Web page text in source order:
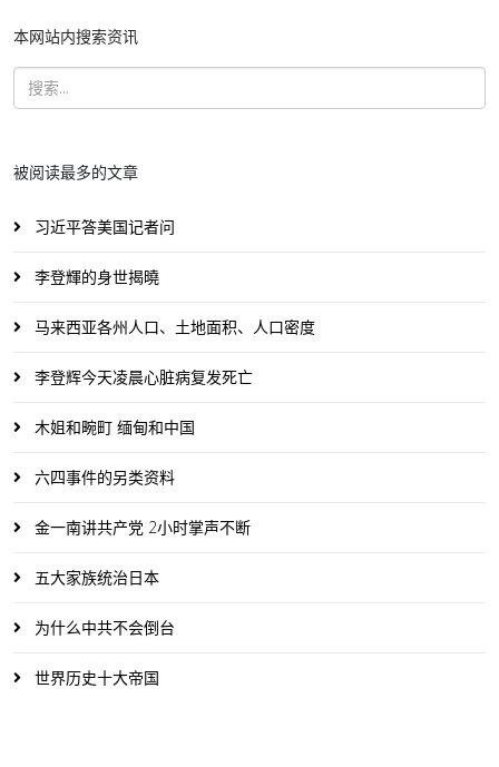
本网站内搜索资讯
被阅读最多的文章
习近平答美国记者问
李登輝的身世揭曉
马来西亚各州人口、土地面积、人口密度
李登辉今天凌晨心脏病复发死亡
木姐和畹町 缅甸和中国
六四事件的另类资料
金一南讲共产党 2小时掌声不断
五大家族统治日本
为什么中共不会倒台
世界历史十大帝国